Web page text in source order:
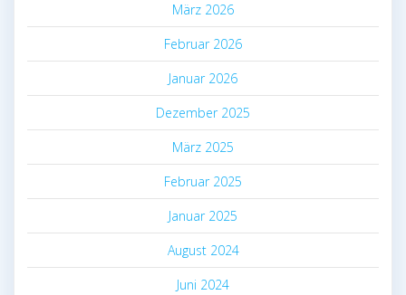
März 2026
Februar 2026
Januar 2026
Dezember 2025
März 2025
Februar 2025
Januar 2025
August 2024
Juni 2024